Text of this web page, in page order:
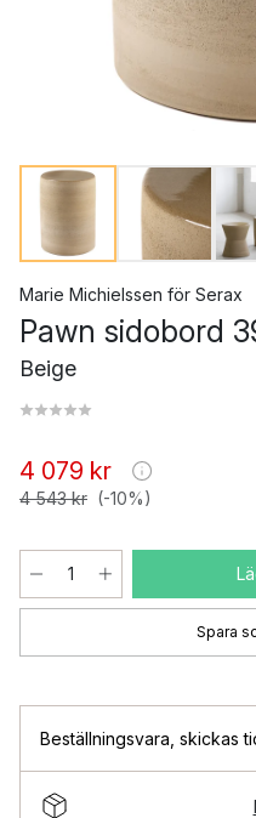
Marie Michielssen för Serax
Pawn sidobord
Beige
4 079 kr
4 543 kr (-10%)
Spara
Beställningsvara skickas